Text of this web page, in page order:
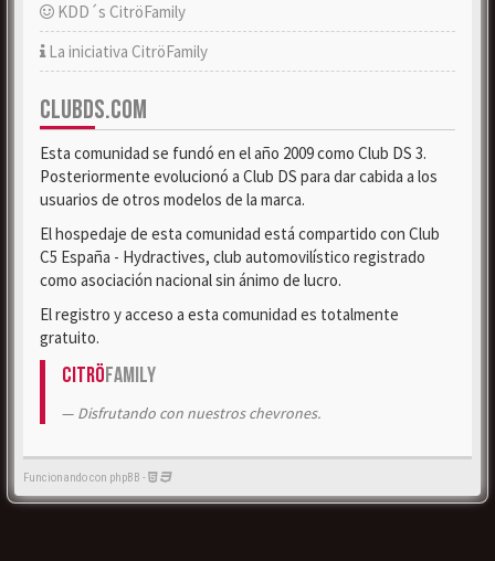
KDD´s CitröFamily
La iniciativa CitröFamily
CLUBDS.COM
Esta comunidad se fundó en el año 2009 como Club DS 3.
Posteriormente evolucionó a Club DS para dar cabida a los
usuarios de otros modelos de la marca.
El hospedaje de esta comunidad está compartido con Club
C5 España - Hydractives, club automovilístico registrado
como asociación nacional sin ánimo de lucro.
El registro y acceso a esta comunidad es totalmente
gratuito.
CitröFamily
Disfrutando con nuestros chevrones.
Funcionando con phpBB -